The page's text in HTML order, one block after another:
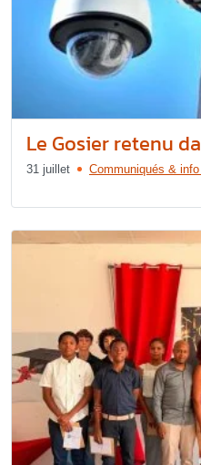
Le Gosier retenu
31 juillet Communiqués &